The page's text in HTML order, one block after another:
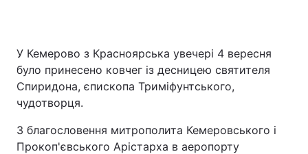
У Кемерово з Красноярська увечері 4 вересня
було принесено ковчег із десницею святителя
Спиридона, єпископа Триміфунтського,
чудотворця.
З благословення митрополита Кемеровського і
Прокоп'євського Арістарха в аеропорту